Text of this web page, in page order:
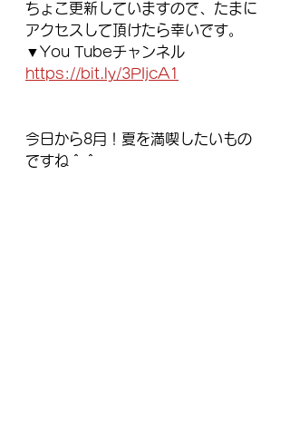
ちょこ更新していますので、たまに
アクセスして頂けたら幸いです。
▼You Tubeチャンネル
https://bit.ly/3PIjcA1
今日から8月！夏を満喫したいもの
ですね＾＾